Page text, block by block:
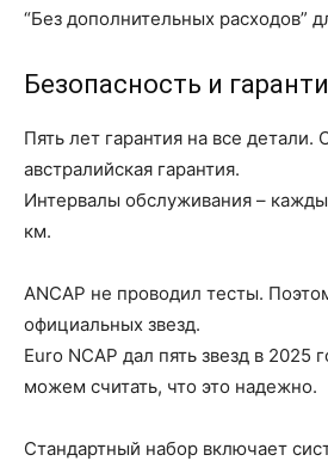
“Без дополнительных расходов”
Безопасность и
Пять лет гарантия на все детали.
австралийская гарантия.
Интервалы обслуживания –
км.
ANCAP не проводил тесты.
официальных звезд.
Euro NCAP дал пять звезд в 2025
можем считать, что это надежно.
Стандартный набор включает